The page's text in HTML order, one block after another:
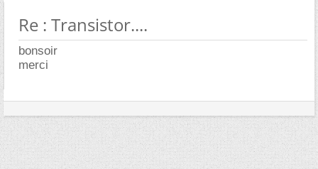
Re : Transistor....
bonsoir
merci